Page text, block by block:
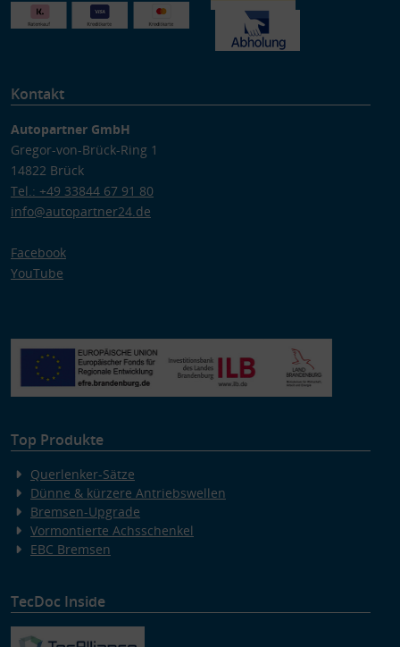
Kontakt
Autopartner GmbH
Gregor-von-Brück-Ring 1
14822 Brück
Tel.: +49 33844 67 91 80
info@autopartner24.de
Facebook
YouTube
Top Produkte
Querlenker-Sätze
Dünne & kürzere Antriebswellen
Bremsen-Upgrade
Vormontierte Achsschenkel
EBC Bremsen
TecDoc Inside